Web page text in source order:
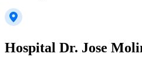
Hospital Dr. Jose